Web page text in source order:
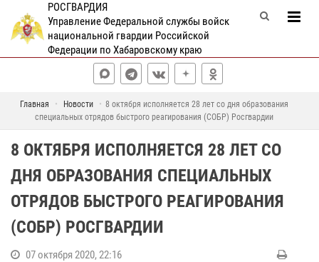
РОСГВАРДИЯ
Управление Федеральной службы войск
национальной гвардии Российской
Федерации по Хабаровскому краю
Главная Новости
8 октября исполняется 28 лет со дня образования
специальных отрядов быстрого реагирования (СОБР) Росгвардии
8 ОКТЯБРЯ ИСПОЛНЯЕТСЯ 28 ЛЕТ СО
ДНЯ ОБРАЗОВАНИЯ СПЕЦИАЛЬНЫХ
ОТРЯДОВ БЫСТРОГО РЕАГИРОВАНИЯ
(СОБР) РОСГВАРДИИ
07 октября 2020, 22:16